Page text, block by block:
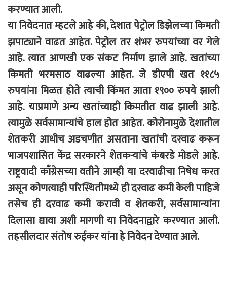
करण्यात आली.
या निवेदनात म्हटले आहे की, देशात पेट्रोल डिझेलच्या किमती
झपाट्याने वाढत आहेत. पेट्रोल तर शंभर रुपयांच्या वर गेले
आहे. त्यात आणखी एक संकट निर्माण झाले आहे. खतांच्या
किमती भरमसाठ वाढल्या आहेत. जे डीएपी खत ११८५
रुपयांना मिळत होते त्याची किंमत आता १९०० रुपये झाली
आहे. याप्रमाणे अन्य खतांच्याही किमतीत वाढ झाली आहे.
त्यामुळे सर्वसामान्यांचे हाल होत आहेत. कोरोनामुळे देशातील
शेतकरी आधीच अडचणीत असताना खतांची दरवाढ करून
भाजपशासित केंद्र सरकारने शेतकऱ्यांचे कंबरडे मोडले आहे.
राष्ट्रवादी काँग्रेसच्या वतीने आम्ही या दरवाढीचा निषेध करत
असून कोणत्याही परिस्थितीमध्ये ही दरवाढ कमी केली पाहिजे
तसेच ही दरवाढ कमी करावी व शेतकरी, सर्वसामान्यांना
दिलासा द्यावा अशी मागणी या निवेदनाद्वारे करण्यात आली.
तहसीलदार संतोष रुईकर यांना हे निवेदन देण्यात आले.